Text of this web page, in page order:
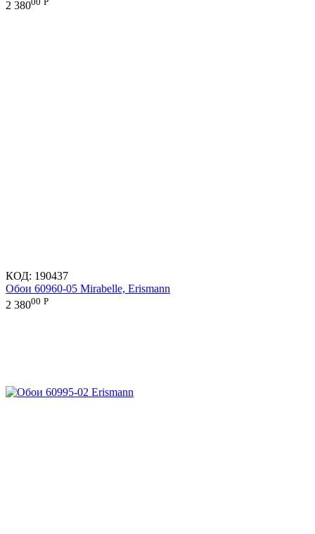
2 380
КОД: 190437
Обои 60960-05 Mirabelle, Erismann
2 38000 Р